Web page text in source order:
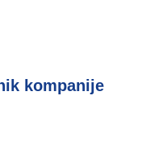
kompanije